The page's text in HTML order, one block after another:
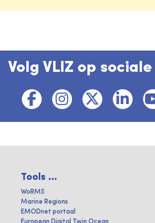
Volg VLIZ op
Tools ...
WoRMS
Marine Regions
EMODnet portaal
European Digital Twin Ocean